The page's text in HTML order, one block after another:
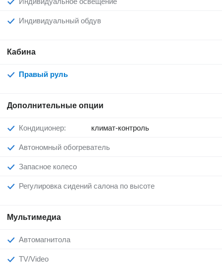
Индивидуальный обдув
Кабина
Правый руль
Дополнительные опции
Кондиционер: климат-контроль
Автономный обогреватель
Запасное колесо
Регулировка сидений салона по высоте
Мультимедиа
Автомагнитола
TV/Video